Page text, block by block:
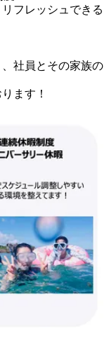
フレッシュできる
社員とその家族の
ます！